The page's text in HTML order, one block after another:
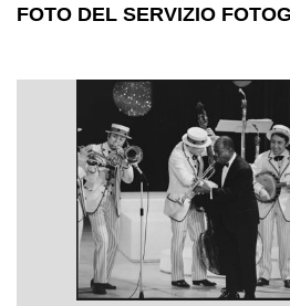
FOTO DEL SERVIZIO